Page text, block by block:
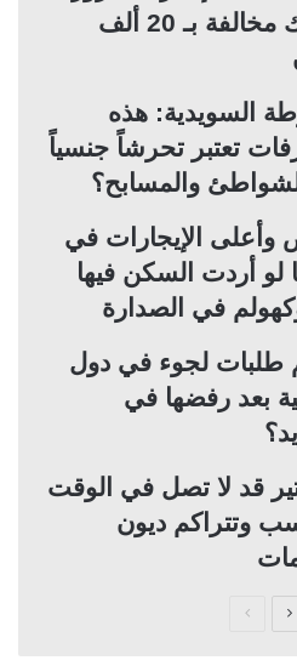
ب
ل
تكلفك مخالفة بـ 20 ألف
السويدية: هذه
تعتبر تحرشاً جنسياً
والمسابح؟
وأعلى الإيجارات في
لو أردت السكن فيها
في الصدارة
طلبات لجوء في دول
بعد رفضها في
قد لا تصل في الوقت
وتتراكم ديون